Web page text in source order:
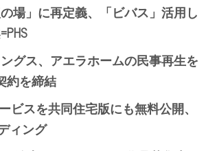
場」に再定義、「ビバス」活用し
グス、アエラホームの民事再生を
約を締結
ビスを共同住宅版にも無料公開、
ィング